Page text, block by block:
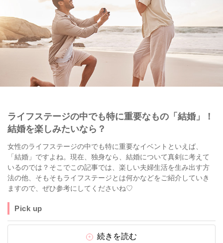
ライフステージの中でも特に重要なもの「結婚」！
結婚を楽しみたいなら？
女性のライフステージの中でも特に重要なイベントといえば、
「結婚」ですよね。現在、独身なら、結婚について真剣に考えて
いるのでは？そこでこの記事では、楽しい夫婦生活を生み出す方
法の他、そもそもライフステージとは何かなどをご紹介していき
ますので、ぜひ参考にしてくださいね♡
Pick up
続きを読む